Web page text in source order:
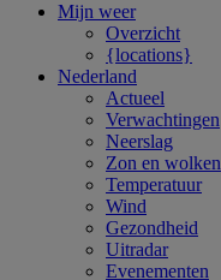
Mijn weer
Overzicht
{locations}
Nederland
Actueel
Verwachtingen
Neerslag
Zon en wolken
Temperatuur
Wind
Gezondheid
Uitradar
Evenementen